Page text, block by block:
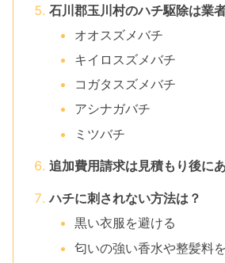
石川郡玉川村のハチ駆除は業
オオスズメバチ
キイロスズメバチ
コガタスズメバチ
アシナガバチ
ミツバチ
追加費用請求は見積もり後に
ハチに刺されない方法は？
黒い衣服を避ける
匂いの強い香水や整髪料